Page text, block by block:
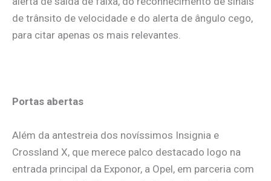
de trânsito de velocidade e do alerta de ângulo cego,
para citar apenas os mais relevantes.
Portas abertas
Além da antestreia dos novíssimos Insignia e
Crossland X, que merece palco destacado logo na
entrada principal da Exponor, a Opel, em parceria com